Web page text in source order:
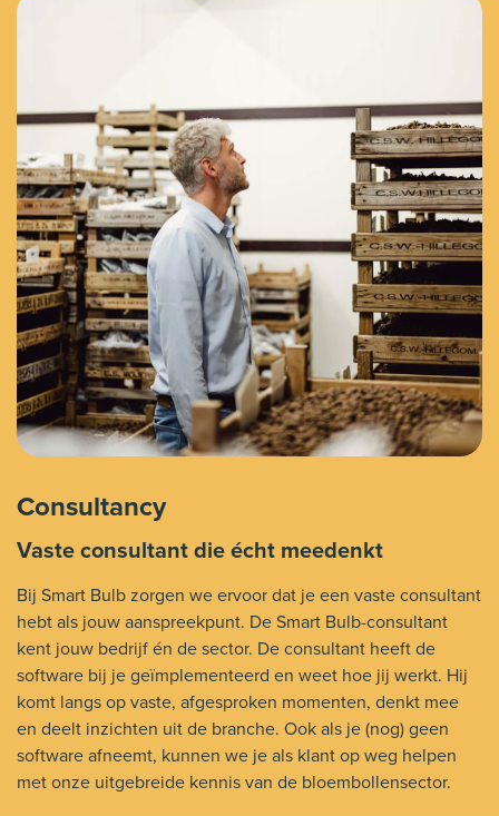
Consultancy
Vaste consultant die écht meedenkt
Bij Smart Bulb zorgen we ervoor dat je een vaste consultant
hebt als jouw aanspreekpunt. De Smart Bulb-consultant
kent jouw bedrijf én de sector. De consultant heeft de
software bij je geïmplementeerd en weet hoe jij werkt. Hij
komt langs op vaste, afgesproken momenten, denkt mee
en deelt inzichten uit de branche. Ook als je (nog) geen
software afneemt, kunnen we je als klant op weg helpen
met onze uitgebreide kennis van de bloembollensector.